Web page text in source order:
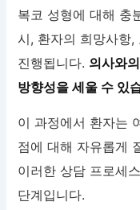
복코 성형에 대해 충
시, 환자의 희망사항
진행됩니다. 의사와
방향성을 세울 수 있
이 과정에서 환자는
점에 대해 자유롭게
이러한 상담 프로세
단계입니다.